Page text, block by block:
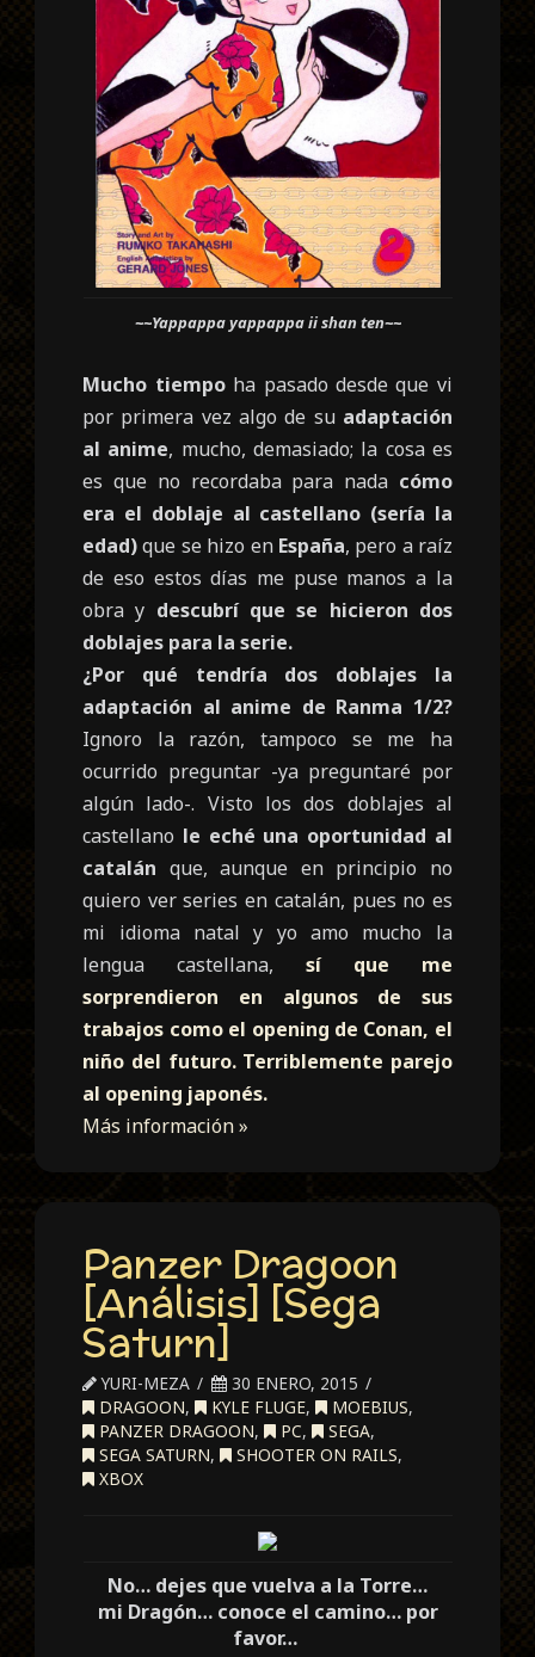
~~Yappappa yappappa ii shan ten~~
Mucho tiempoha pasado desde que vi
por primera vez algo de su adaptación
al anime, mucho, demasiado; la cosa es
es que no recordaba para nada cómo
era el doblaje al castellano (sería la
edad)que se hizo en España, pero a raíz
de eso estos días me puse manos a la
obra y descubrí que se hicieron dos
doblajes para la serie.
¿Por qué tendría dos doblajes la
adaptación al anime de Ranma 1/2?
Ignoro la razón, tampoco se me ha
ocurrido preguntar -ya preguntaré por
algún lado-. Visto los dos doblajes al
castellano le eché una oportunidad al
catalán que, aunque en principio no
quiero ver series en catalán, pues no es
mi idioma natal y yo amo mucho la
lengua castellana,
sí que me
sorprendieron en algunos de sus
trabajos como el opening de Conan, el
niño del futuro. Terriblemente parejo
al opening japonés.
Más información »
Panzer Dragoon
[Análisis] [Sega
Saturn]
YURI-MEZA
30 ENERO, 2015
DRAGOON, KYLE FLUGE, MOEBIUS,
PANZER DRAGOON, PC, SEGA,
SEGA SATURN, SHOOTER ON RAILS,
XBOX
No… dejes que vuelva a la Torre…
mi Dragón… conoce el camino… por
favor…